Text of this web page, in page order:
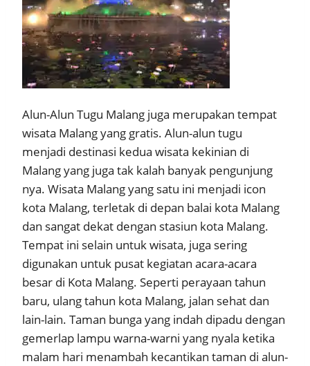
Alun-Alun Tugu Malang juga merupakan tempat
wisata Malang yang gratis. Alun-alun tugu
menjadi destinasi kedua wisata kekinian di
Malang yang juga tak kalah banyak pengunjung
nya. Wisata Malang yang satu ini menjadi icon
kota Malang, terletak di depan balai kota Malang
dan sangat dekat dengan stasiun kota Malang.
Tempat ini selain untuk wisata, juga sering
digunakan untuk pusat kegiatan acara-acara
besar di Kota Malang. Seperti perayaan tahun
baru, ulang tahun kota Malang, jalan sehat dan
lain-lain. Taman bunga yang indah dipadu dengan
gemerlap lampu warna-warni yang nyala ketika
malam hari menambah kecantikan taman di alun-